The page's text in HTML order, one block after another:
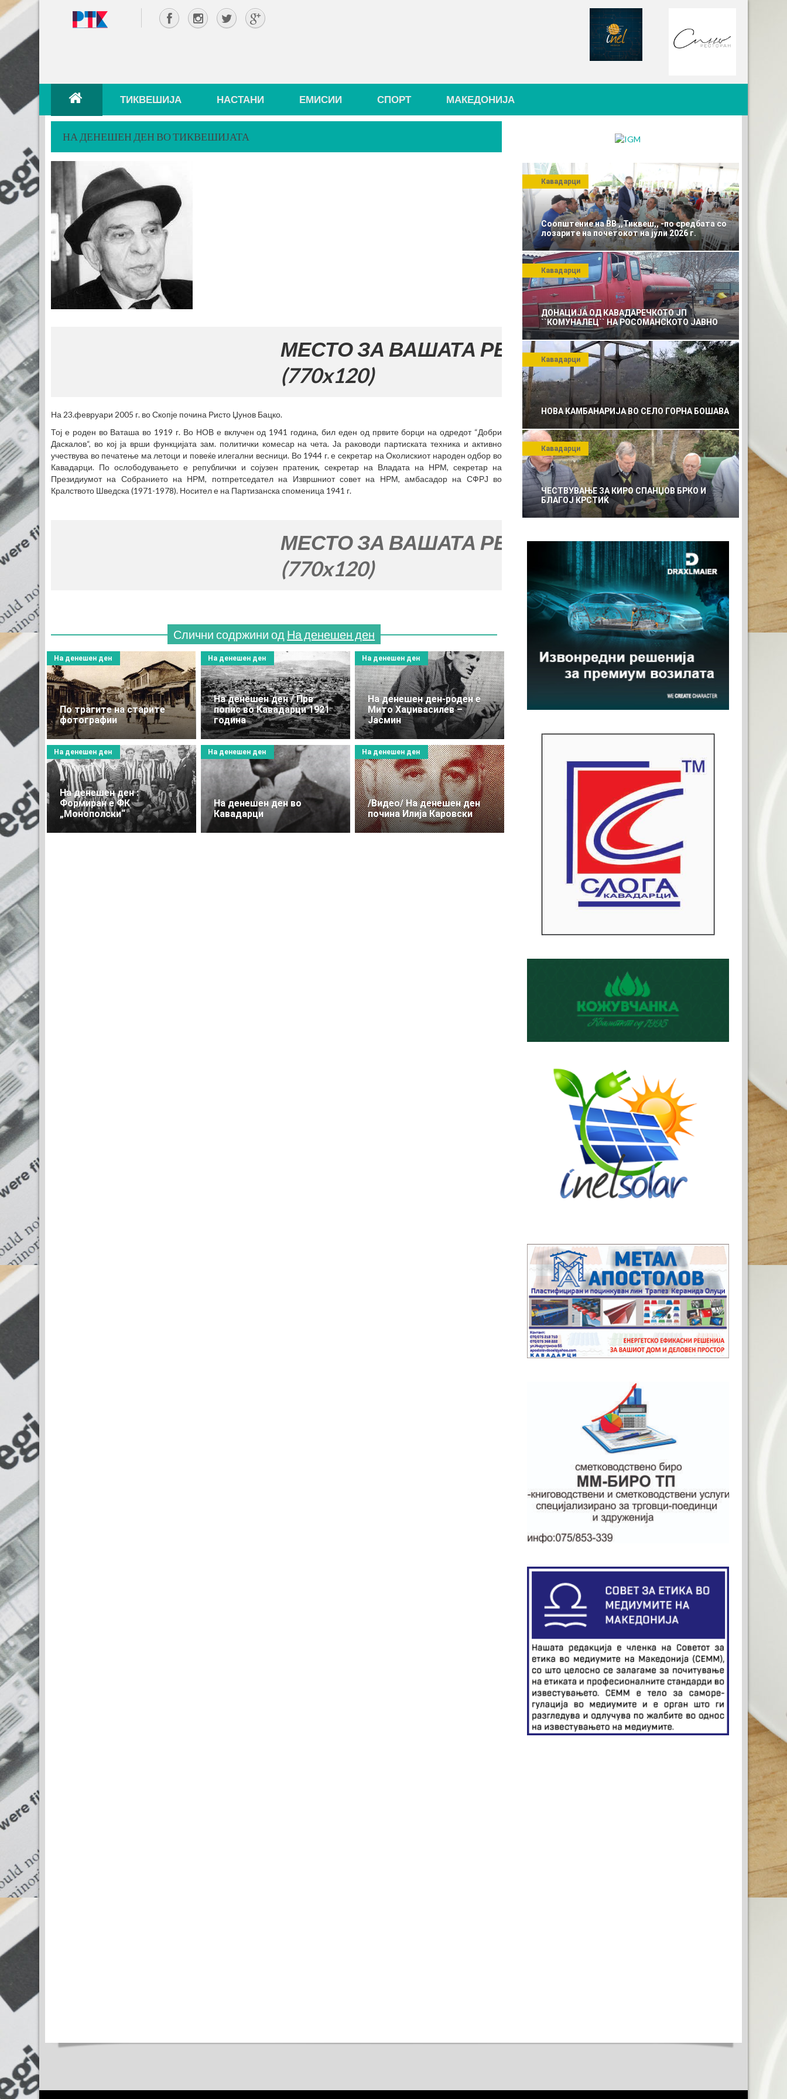
ТИКВЕШИЈА НАСТАНИ ЕМИСИИ СПОРТ МАКЕДОНИЈА
НА ДЕНЕШЕН ДЕН ВО ТИКВЕШИЈАТА
МЕСТО ЗА ВАШАТА РЕКЛАМА
(770x120)
На 23.февруари 2005 г. во Скопје почина Ристо Џунов Бацко.
Тој е роден во Ваташа во 1919 г. Во НОВ е вклучен од 1941 година, бил еден од првите борци на одредот “Добри
Даскалов“, во кој ја врши функцијата зам. политички комесар на чета. Ја раководи партиската техника и активно
учествува во печатење ма летоци и повеќе илегални весници. Во 1944 г. е секретар на Околискиот народен одбор во
Кавадарци. По ослободувањето е републички и сојузен пратеник, секретар на Владата на НРМ, секретар на
Президиумот на Собранието на НРМ, потпретседател на Извршниот совет на НРМ, амбасадор на СФРЈ во
Кралството Шведска (1971-1978). Носител е на Партизанска споменица 1941 г.
МЕСТО ЗА ВАШАТА РЕКЛАМА
(770x120)
Слични содржини од На денешен ден
По трагите на старите
фотографии
На денешен ден
На денешен ден / Прв
попис во Кавадарци 1921
година
На денешен ден
На денешен ден-роден е
Мито Хаџивасилев –
Јасмин
На денешен ден
На денешен ден :
Формиран е ФК
„Монополски“
На денешен ден
На денешен ден во
Кавадарци
На денешен ден
/Видео/ На денешен ден
почина Илија Каровски
На денешен ден
Соопштение на ВВ ,,Тиквеш,, -по средбата со
лозарите на почетокот на јули 2026 г.
Кавадарци
ДОНАЦИЈА ОД КАВАДАРЕЧКОТО ЈП
``КОМУНАЛЕЦ`` НА РОСОМАНСКОТО ЈАВНО
ПРЕТПРИЈАТИЕ ЗА КОМУНАЛНО УСЛУГИ
Кавадарци
НОВА КАМБАНАРИЈА ВО СЕЛО ГОРНА БОШАВА
Кавадарци
ЧЕСТВУВАЊЕ ЗА КИРО СПАНЏОВ БРКО И
БЛАГОЈ КРСТИЌ
Кавадарци